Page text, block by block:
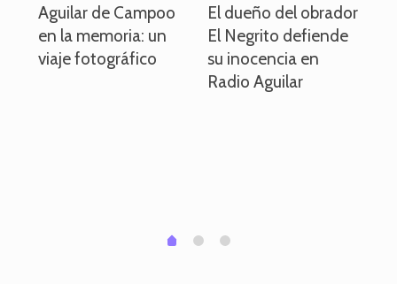
Aguilar de Campoo
en la memoria: un
viaje fotográfico
El dueño del obrador
El Negrito defiende
su inocencia en
Radio Aguilar
0 1 2